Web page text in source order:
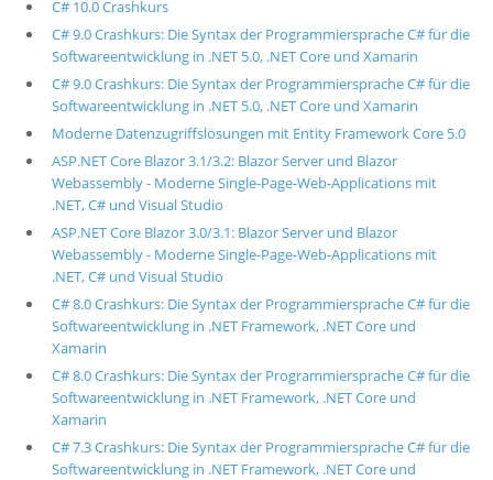
C# 10.0 Crashkurs
C# 9.0 Crashkurs: Die Syntax der Programmiersprache C# für die
Softwareentwicklung in .NET 5.0, .NET Core und Xamarin
C# 9.0 Crashkurs: Die Syntax der Programmiersprache C# für die
Softwareentwicklung in .NET 5.0, .NET Core und Xamarin
Moderne Datenzugriffslösungen mit Entity Framework Core 5.0
ASP.NET Core Blazor 3.1/3.2: Blazor Server und Blazor
Webassembly - Moderne Single-Page-Web-Applications mit
.NET, C# und Visual Studio
ASP.NET Core Blazor 3.0/3.1: Blazor Server und Blazor
Webassembly - Moderne Single-Page-Web-Applications mit
.NET, C# und Visual Studio
C# 8.0 Crashkurs: Die Syntax der Programmiersprache C# für die
Softwareentwicklung in .NET Framework, .NET Core und
Xamarin
C# 8.0 Crashkurs: Die Syntax der Programmiersprache C# für die
Softwareentwicklung in .NET Framework, .NET Core und
Xamarin
C# 7.3 Crashkurs: Die Syntax der Programmiersprache C# für die
Softwareentwicklung in .NET Framework, .NET Core und